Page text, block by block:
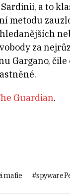
a to
metodu
za
Gargano,
Guardian.
mafie spyware